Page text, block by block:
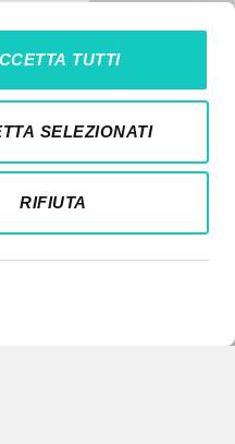
TUTTI
SELEZIONATI
RIFIUTA